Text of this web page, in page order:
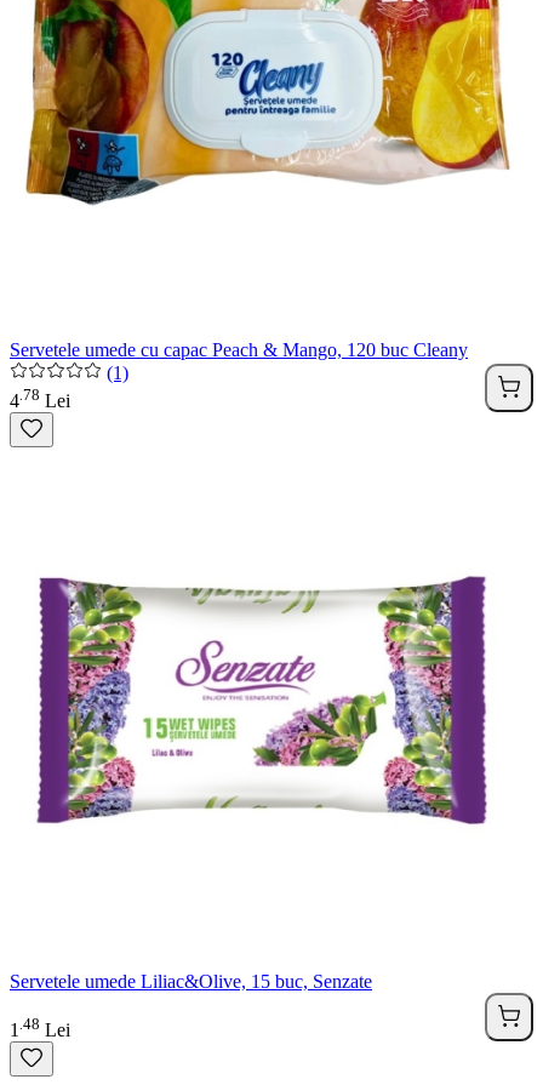
Servetele umede cu capac Peach & Mango, 120 buc Cleany
(1)
4 78 Lei
Servetele umede Liliac&Olive, 15 buc, Senzate
1 48 Lei